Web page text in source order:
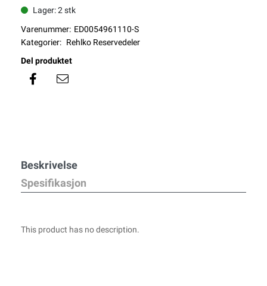
Lager: 2 stk
Varenummer: ED0054961110-S
Kategorier: Rehlko Reservedeler
Del produktet
Beskrivelse
Spesifikasjon
This product has no description.